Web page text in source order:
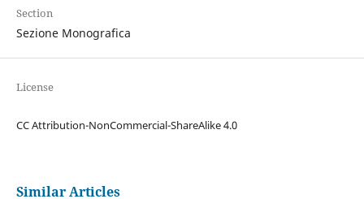
Section
Sezione Monografica
License
CC Attribution-NonCommercial-ShareAlike 4.0
Similar Articles